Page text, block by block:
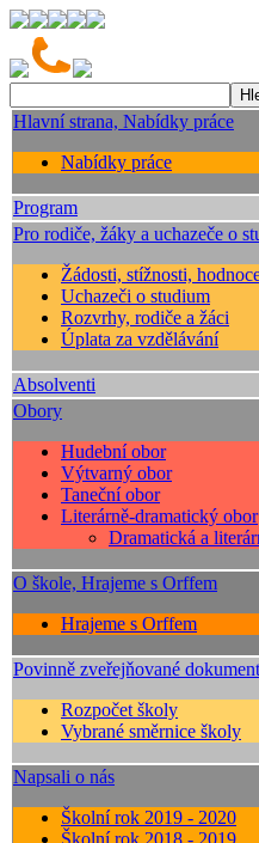
Hlavní strana, Nabídky práce
Nabídky práce
Program
Pro rodiče, žáky a uchazeče o
Žádosti, stížnosti,
Uchazeči o studium
Rozvrhy, rodiče a žáci
Úplata za vzdělávání
Absolventi
Obory
Hudební obor
Výtvarný obor
Taneční obor
Literárně-dramatický obor
Dramatická a
O škole, Hrajeme s Orffem
Hrajeme s Orffem
Povinně zveřejňované
Rozpočet školy
Vybrané směrnice školy
Napsali o nás
Školní rok 2019 - 2020
Školní rok 2018 - 2019